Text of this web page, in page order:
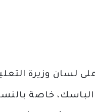
لسان وزيرة
خاصة